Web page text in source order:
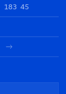
183 45